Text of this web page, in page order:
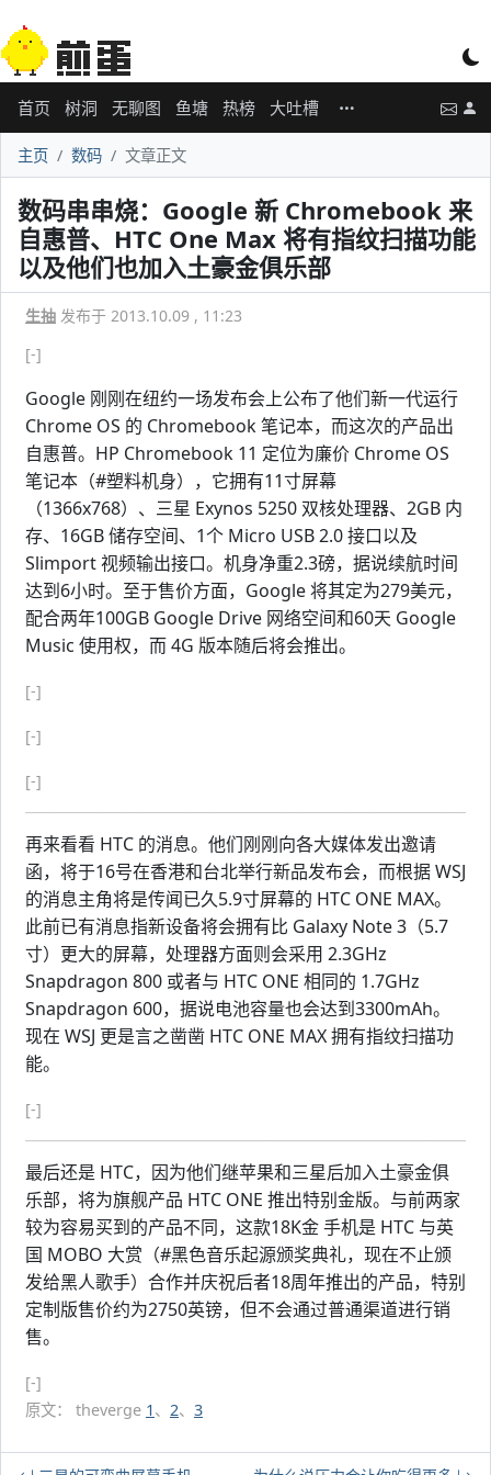
首页 树洞 无聊图 鱼塘 热榜 大吐槽
主页 数码 文章正文
数码串串烧：Google 新 Chromebook 来
自惠普、HTC One Max 将有指纹扫描功能
以及他们也加入土豪金俱乐部
生抽 发布于 2013.10.09 , 11:23
[-]
Google 刚刚在纽约一场发布会上公布了他们新一代运行
Chrome OS 的 Chromebook 笔记本，而这次的产品出
自惠普。HP Chromebook 11 定位为廉价 Chrome OS
笔记本（#塑料机身），它拥有11寸屏幕
（1366x768）、三星 Exynos 5250 双核处理器、2GB 内
存、16GB 储存空间、1个 Micro USB 2.0 接口以及
Slimport 视频输出接口。机身净重2.3磅，据说续航时间
达到6小时。至于售价方面，Google 将其定为279美元，
配合两年100GB Google Drive 网络空间和60天 Google
Music 使用权，而 4G 版本随后将会推出。
[-]
[-]
[-]
再来看看 HTC 的消息。他们刚刚向各大媒体发出邀请
函，将于16号在香港和台北举行新品发布会，而根据 WSJ
的消息主角将是传闻已久5.9寸屏幕的 HTC ONE MAX。
此前已有消息指新设备将会拥有比 Galaxy Note 3（5.7
寸）更大的屏幕，处理器方面则会采用 2.3GHz
Snapdragon 800 或者与 HTC ONE 相同的 1.7GHz
Snapdragon 600，据说电池容量也会达到3300mAh。
现在 WSJ 更是言之凿凿 HTC ONE MAX 拥有指纹扫描功
能。
[-]
最后还是 HTC，因为他们继苹果和三星后加入土豪金俱
乐部，将为旗舰产品 HTC ONE 推出特别金版。与前两家
较为容易买到的产品不同，这款18K金 手机是 HTC 与英
国 MOBO 大赏（#黑色音乐起源颁奖典礼，现在不止颁
发给黑人歌手）合作并庆祝后者18周年推出的产品，特别
定制版售价约为2750英镑，但不会通过普通渠道进行销
售。
[-]
原文： theverge 1 、 2、 3